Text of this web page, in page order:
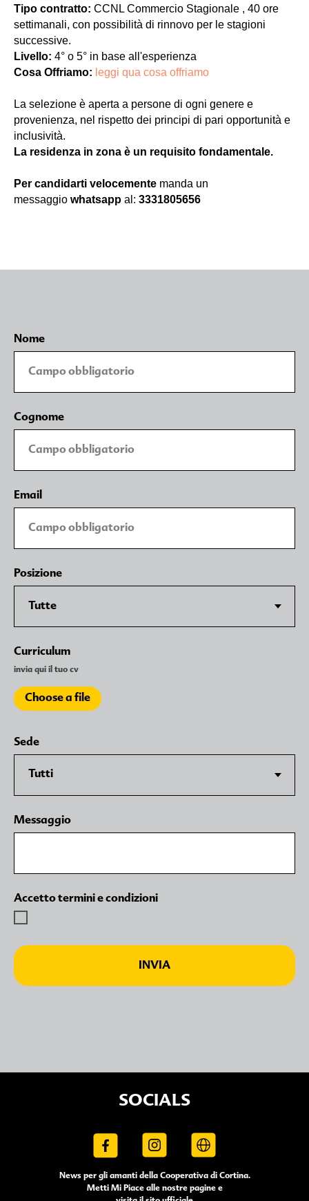
Tipo contratto: CCNL Commercio Stagionale , 40 ore
settimanali, con possibilità di rinnovo per le stagioni
successive.
Livello: 4° o 5° in base all'esperienza
Cosa Offriamo: leggi qua cosa offriamo
La selezione è aperta a persone di ogni genere e
provenienza, nel rispetto dei principi di pari opportunità e
inclusività.
La residenza in zona è un requisito fondamentale.
Per candidarti velocemente manda un
messaggio whatsapp al: 3331805656
Nome
Cognome
Email
Posizione
Curriculum
invia qui il tuo cv
Choose a file
Sede
Messaggio
Accetto termini e condizioni
INVIA
News per gli amanti della Cooperativa di Cortina.
Metti Mi Piace alle nostre pagine e
SOCIALS